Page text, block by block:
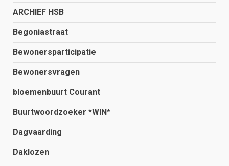
ARCHIEF HSB
Begoniastraat
Bewonersparticipatie
Bewonersvragen
bloemenbuurt Courant
Buurtwoordzoeker *WIN*
Dagvaarding
Daklozen